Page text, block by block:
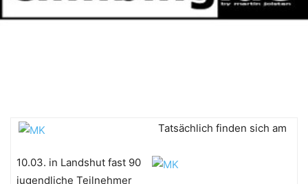
Tatsächlich finden sich am
10.03. in Landshut fast 90
jugendliche Teilnehmer